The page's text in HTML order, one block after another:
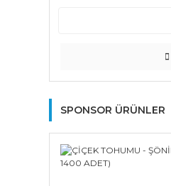
SPONSOR ÜRÜNLER